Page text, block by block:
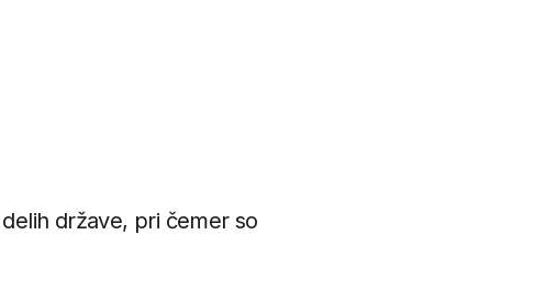
države, pri čemer so